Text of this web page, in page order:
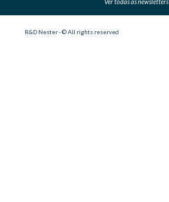
R&D Nester - © All rights reserved